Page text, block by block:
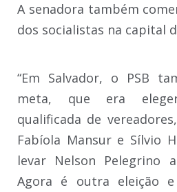
A senadora também
dos socialistas na capital
“Em Salvador, o PSB
meta, que era
qualificada de
Fabíola Mansur e Sílvio
levar Nelson Pelegrino
Agora é outra eleição